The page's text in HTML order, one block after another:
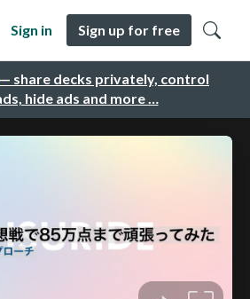
— share decks privately, control
hide ads and more …
Sign in Sign up for free